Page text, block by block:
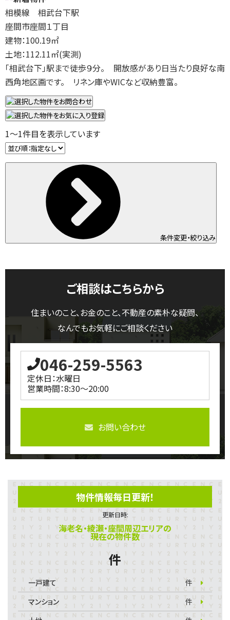
相模線 相武台下駅
座間市座間１丁目
建物：100.19㎡
土地：112.11㎡(実測)
「相武台下」駅まで徒歩９分。 開放感があり日当たり良好な南
西角地区画です。 リネン庫やWICなど収納豊富。
1～1件目を表示しています
条件変更・絞り込み
ご相談はこちらから
住まいのこと、お金のこと、不動産の素朴な疑問、
なんでもお気軽にご相談ください
046-259-5563
定休日：水曜日
営業時間：8:30～20:00
お問い合わせ
物件情報毎日更新！
更新日時:
海老名・綾瀬・座間周辺エリアの
現在の物件数
件
一戸建て
件
マンション
件